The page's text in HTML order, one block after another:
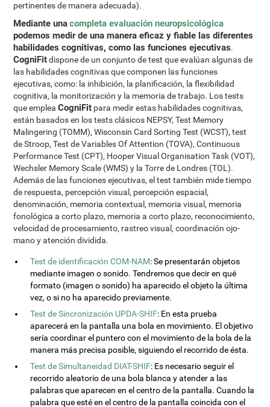
pertinentes de manera adecuada).
Mediante unacompleta evaluación neuropsicológica
podemos medir de una manera eficaz y fiable las diferentes
habilidades cognitivas, como las funciones ejecutivas.
CogniFitdispone de un conjunto de test que evalúan algunas de
las habilidades cognitivas que componen las funciones
ejecutivas, como: la inhibición, la planificación, la flexibilidad
cognitiva, la monitorización y la memoria de trabajo. Los tests
que empleaCogniFit para medir estas habilidades cognitivas,
están basados en los tests clásicos NEPSY, Test Memory
Malingering (TOMM), Wisconsin Card Sorting Test (WCST), test
de Stroop, Test de Variables Of Attention (TOVA), Continuous
Performance Test (CPT), Hooper Visual Organisation Task (VOT),
Wechsler Memory Scale (WMS) y la Torre de Londres (TOL).
Además de las funciones ejecutivas, el test también mide tiempo
de respuesta, percepción visual, percepción espacial,
denominación, memoria contextual, memoria visual, memoria
fonológica a corto plazo, memoria a corto plazo, reconocimiento,
velocidad de procesamiento, rastreo visual, coordinación ojo-
mano y atención dividida.
Test de identificación COM-NAM: Se presentarán objetos
mediante imagen o sonido. Tendremos que decir en qué
formato (imagen o sonido) ha aparecido el objeto la última
vez, o si no ha aparecido previamente.
Test de Sincronización UPDA-SHIF: En esta prueba
aparecerá en la pantalla una bola en movimiento. El objetivo
sería coordinar el puntero con el movimiento de la bola de la
manera más precisa posible, siguiendo el recorrido de ésta.
Test de Simultaneidad DIAT-SHIF: Es necesario seguir el
recorrido aleatorio de una bola blanca y atender a las
palabras que aparecen en el centro de la pantalla. Cuando la
palabra que esté en el centro de la pantalla coincida con el